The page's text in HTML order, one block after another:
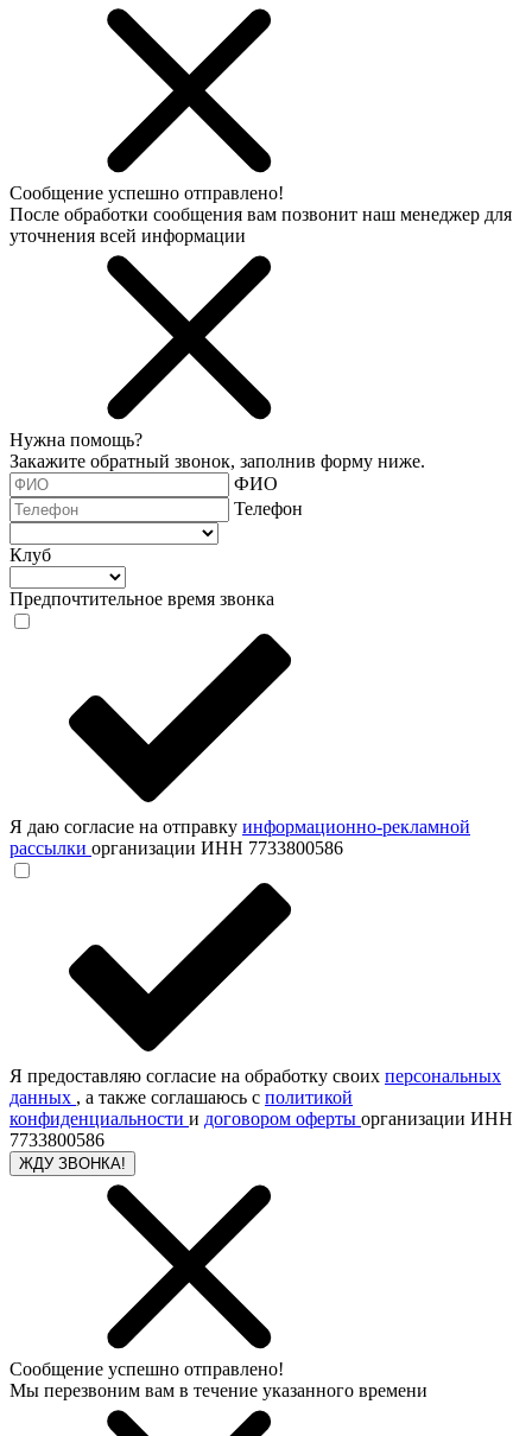
Сообщение успешно отправлено!
После обработки сообщения вам позвонит наш менеджер для
уточнения всей информации
Нужна помощь?
Закажите обратный звонок, заполнив форму ниже.
ФИО
Телефон
Клуб
Предпочтительное время звонка
Я даю согласие на отправку информационно-рекламной
рассылки организации ИНН 7733800586
Я предоставляю согласие на обработку своих персональных
данных , а также соглашаюсь с политикой
конфиденциальности и договором оферты организации ИНН
7733800586
ЖДУ ЗВОНКА!
Сообщение успешно отправлено!
Мы перезвоним вам в течение указанного времени